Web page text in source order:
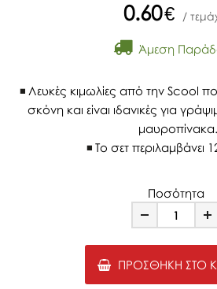
0.60€ /
Άμεση
Λευκές κιμωλίες από την Scool
σκόνη και είναι ιδανικές για
μαυροπίνακα.
Το σετ περιλαμβάνει
Ποσότητα
Minus
ΠΡΟΣΘΉΚΗ ΣΤΟ